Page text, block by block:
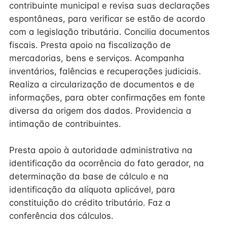
contribuinte municipal e revisa suas declarações
espontâneas, para verificar se estão de acordo
com a legislação tributária. Concilia documentos
fiscais. Presta apoio na fiscalização de
mercadorias, bens e serviços. Acompanha
inventários, falências e recuperações judiciais.
Realiza a circularização de documentos e de
informações, para obter confirmações em fonte
diversa da origem dos dados. Providencia a
intimação de contribuintes.
Presta apoio à autoridade administrativa na
identificação da ocorrência do fato gerador, na
determinação da base de cálculo e na
identificação da alíquota aplicável, para
constituição do crédito tributário. Faz a
conferência dos cálculos.